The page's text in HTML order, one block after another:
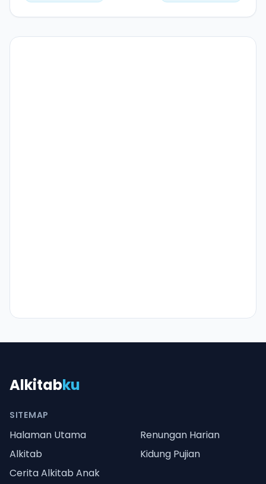
Alkitabku
SITEMAP
Halaman Utama
Renungan Harian
Alkitab
Kidung Pujian
Cerita Alkitab Anak